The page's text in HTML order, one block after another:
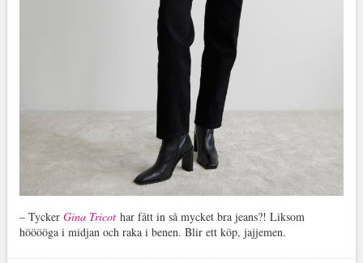
– Tycker Gina Tricothar fått in så mycket bra jeans?! Liksom
hööööga i midjan och raka i benen. Blir ett köp, jajjemen.